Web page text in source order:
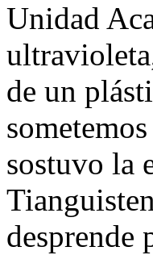
Unidad
de un
sostuvo la
desprende